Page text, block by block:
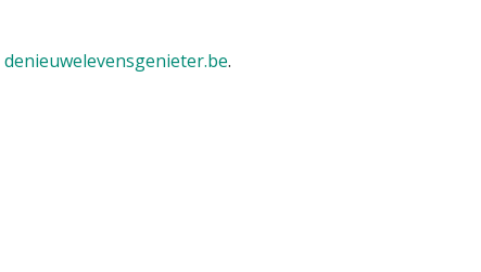
denieuwelevensgenieter.be.